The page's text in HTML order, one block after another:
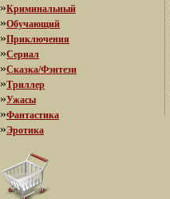
»Криминальный
»Обучающий
»Приключения
»Сериал
»Сказка/Фэнтези
»Триллер
»Ужасы
»Фантастика
»Эротика